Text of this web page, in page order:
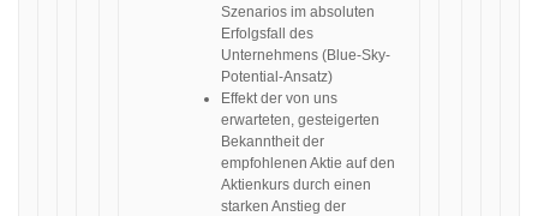
Szenarios im absoluten
Erfolgsfall des
Unternehmens (Blue-Sky-
Potential-Ansatz)
Effekt der von uns
erwarteten, gesteigerten
Bekanntheit der
empfohlenen Aktie auf den
Aktienkurs durch einen
starken Anstieg der